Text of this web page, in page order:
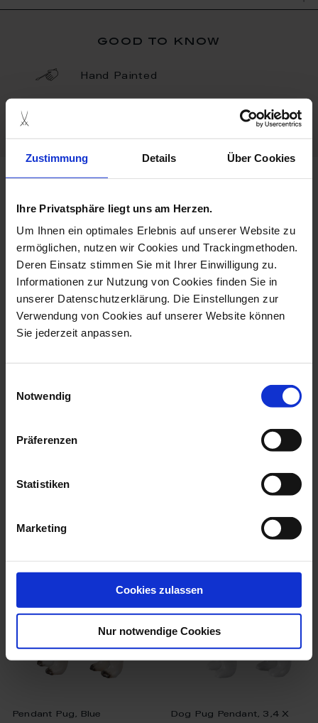
Zustimmung Details Über Cookies
Ihre Privatsphäre liegt uns am Herzen.
Um Ihnen ein optimales Erlebnis auf unserer Website zu
ermöglichen, nutzen wir Cookies und Trackingmethoden.
Deren Einsatz stimmen Sie mit Ihrer Einwilligung zu.
Informationen zur Nutzung von Cookies finden Sie in
unserer Datenschutzerklärung. Die Einstellungen zur
Verwendung von Cookies auf unserer Website können
Sie jederzeit anpassen.
Notwendig
Präferenzen
Statistiken
Marketing
Cookies zulassen
Nur notwendige Cookies
good to know
Hand Painted
pendants collection
Pendant Butterfly, White,
Pendant Elephant Blanket
we think you’ll like these
Pendant Pug, Blue
Dog Pug Pendant, 3,4 X